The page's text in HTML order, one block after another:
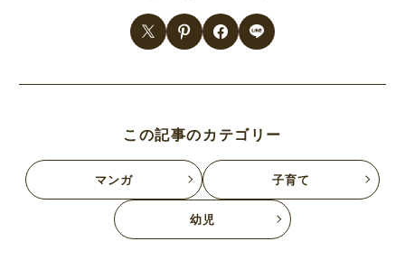
この記事のカテゴリー
マンガ 子育て
幼児